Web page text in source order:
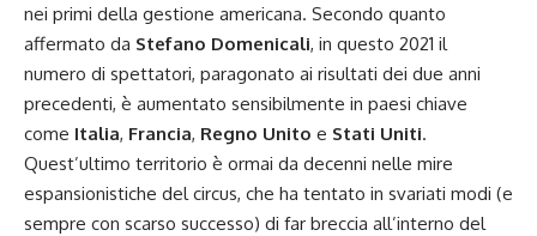
nei primi della gestione americana. Secondo quanto
affermato da Stefano Domenicali, in questo 2021 il
numero di spettatori, paragonato ai risultati dei due anni
precedenti, è aumentato sensibilmente in paesi chiave
come Italia, Francia, Regno Unito e Stati Uniti.
Quest’ultimo territorio è ormai da decenni nelle mire
espansionistiche del circus, che ha tentato in svariati modi (e
sempre con scarso successo) di far breccia all’interno del